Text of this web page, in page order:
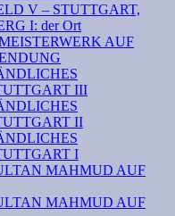
V – STUTTGART,
I: der Ort
AUF
III
II
I
MAHMUD AUF
MAHMUD AUF